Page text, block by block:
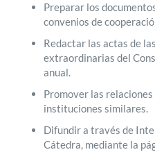
Preparar los
convenios de
Redactar las actas de
extraordinarias del
anual.
Promover las
instituciones similares.
Difundir a través de
Cátedra, mediante la